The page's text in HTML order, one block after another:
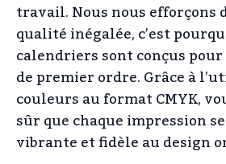
travail. Nous nous efforçons
qualité inégalée, c’est
calendriers sont conçus
de premier ordre. Grâce à
couleurs au format CMYK,
sûr que chaque impression
vibrante et fidèle au design